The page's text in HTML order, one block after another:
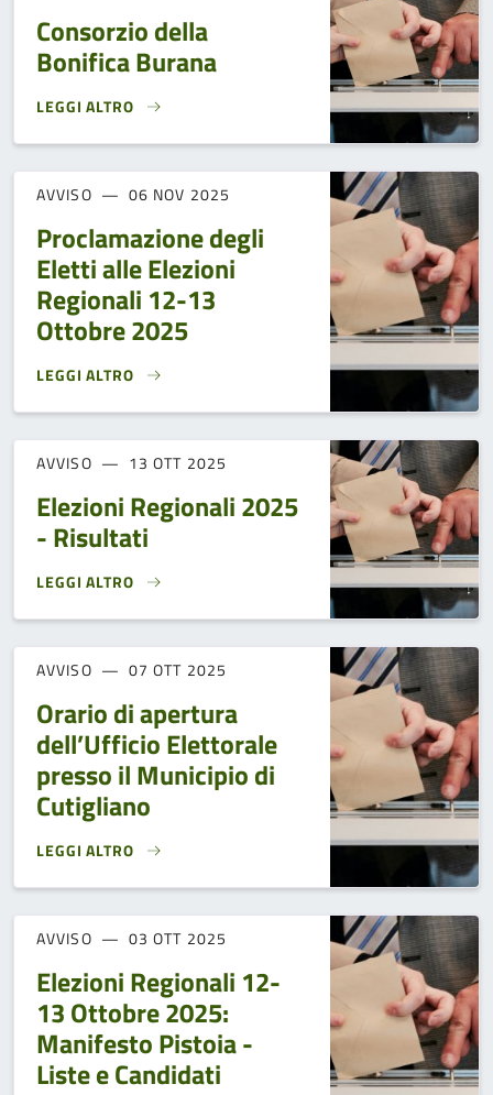
Consorzio della
Bonifica Burana
LEGGI ALTRO
CONSORZIO DELLA BONIFICA BURANA}
AVVISO 06 NOV 2025
Proclamazione degli
Eletti alle Elezioni
Regionali 12-13
Ottobre 2025
LEGGI ALTRO
PROCLAMAZIONE DEGLI ELETTI ALLE ELEZIONI REGIONALI
AVVISO 13 OTT 2025
Elezioni Regionali 2025
- Risultati
LEGGI ALTRO
ELEZIONI REGIONALI 2025 - RISULTATI}
AVVISO 07 OTT 2025
Orario di apertura
dell’Ufficio Elettorale
presso il Municipio di
Cutigliano
LEGGI ALTRO
ORARIO DI APERTURA DELL’UFFICIO ELETTORALE PRESSO
AVVISO 03 OTT 2025
Elezioni Regionali 12-
13 Ottobre 2025:
Manifesto Pistoia -
Liste e Candidati